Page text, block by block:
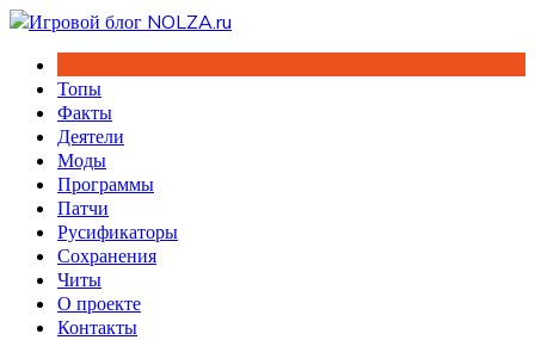
Перейти
содержимому
Топы
Факты
Деятели
Моды
Программы
Патчи
Русификаторы
Сохранения
Читы
О проекте
Контакты